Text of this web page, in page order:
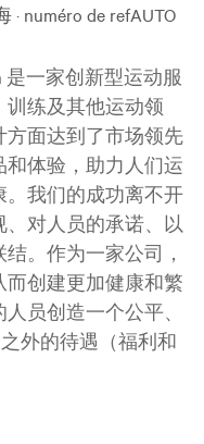
· numéro de refAUTO
一家创新型运动服
练及其他运动领
面达到了市场领先
体验，助力人们运
我们的成功离不开
对人员的承诺、以
。作为一家公司，
创建更加健康和繁
员创造一个公平、
外的待遇（福利和